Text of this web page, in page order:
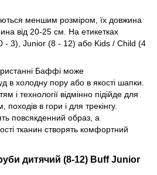
меншим розміром, їх довжина
від 20-25 см. На етикетках
- 3), Junior (8 - 12) або Kids / Child (4
Баффі може
в холодну пору або в якості шапки.
і технології відмінно підійде для
в гори і для трекінгу.
повсякденний образ, а
тканин створять комфортний
дитячий (8-12) Buff Junior